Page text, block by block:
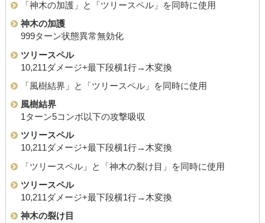
「神木の加護」と「ツリースペル」を同時に使用
神木の加護
999ターン状態異常無効化
ツリースペル
10,211ダメージ+最下段横1行→木変換
「風樹結界」と「ツリースペル」を同時に使用
風樹結界
1ターン5コンボ以下の攻撃吸収
ツリースペル
10,211ダメージ+最下段横1行→木変換
「ツリースペル」と「神木の裂け目」を同時に使用
ツリースペル
10,211ダメージ+最下段横1行→木変換
神木の裂け目